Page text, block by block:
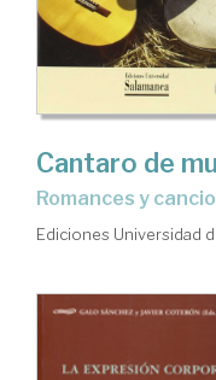
Cantaro de
Romances y
Ediciones Universidad